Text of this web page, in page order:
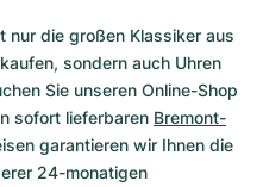
nur die großen Klassiker aus
sondern auch Uhren
Sie unseren Online-Shop
sofort lieferbaren Bremont-
garantieren wir Ihnen die
24-monatigen